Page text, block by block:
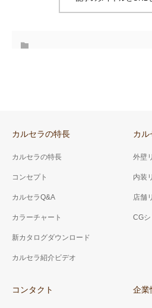
カルセラの特長
カルセラの特長
コンセプト
カルセラQ&A
カラーチャート
新カタログダウンロード
カルセラ紹介ビデオ
カル
外壁
内装
店舗
CG
コンタクト 企業